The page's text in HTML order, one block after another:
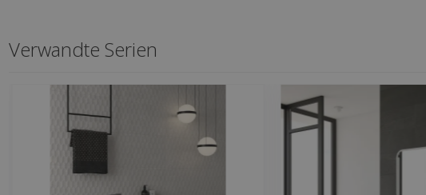
Verwandte Serien